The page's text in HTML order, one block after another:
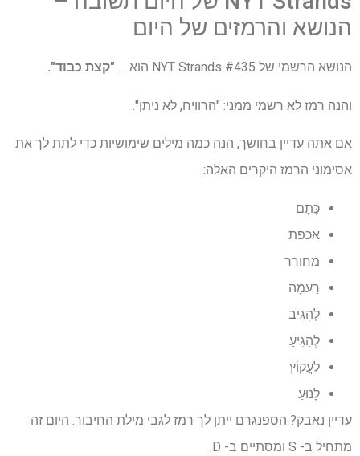
הנושא והרמזים של היום
הנושא הרשמי של NYT Strands #435 הוא … "קצת כבוד".
והנה רמז לא רשמי ממני: "הרוויח, לא ניתן".
אם אתה עדיין בחושך, הנה כמה מילים שימושיות כדי לתת לך את
אסימוני הרמז היקרים האלה:
כֶּתֶם
אכפת
מחורר
רַעמָה
לְהָגִיב
לְהַגִיעַ
לַעֲקוֹץ
לָנוּעַ
עדיין נאבק? הספנגרם ייתן לך רמז לגבי מילת החיבור. היום זה
מתחיל ב- S ומסתיים ב- D.